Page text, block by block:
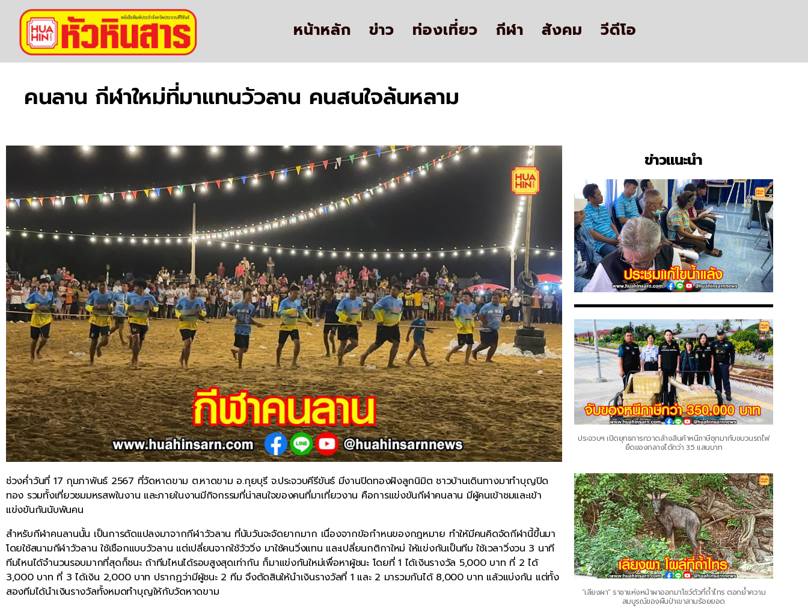
หน้าหลัก ข่าว ท่องเที่ยว กีฬา สังคม วีดีโอ
คนลาน กีฬาใหม่ที่มาแทนวัวลาน คนสนใจล้นหลาม
ช่วงค่ำวันที่ 17 กุมภาพันธ์ 2567 ที่วัดหาดขาม ต.หาดขาม อ.กุยบุรี จ.ประจวบคีรีขันธ์ มีงานปิดทองฝังลูกนิมิต ชาวบ้านเดินทางมาทำบุญปิด
ทอง รวมทั้งเที่ยวชมมหรสพในงาน และภายในงานมีกิจกรรมที่น่าสนใจของคนที่มาเที่ยวงาน คือการแข่งขันกีฬาคนลาน มีผู้คนเข้าชมและเข้า
แข่งขันกันนับพันคน
สำหรับกีฬาคนลานนั้น เป็นการดัดแปลงมาจากกีฬาวัวลาน ที่นับวันจะจัดยากมาก เนื่องจากข้อกำหนของกฎหมาย ทำให้มีคนคิดจัดกีฬานี้ขึ้นมา
โดยใช้สนามกีฬาวัวลาน ใช้เชือกแบบวัวลาน แต่เปลี่ยนจากใช้วัววิ่ง มาใช้คนวิ่งแทน และเปลี่ยนกติกาใหม่ ให้แข่งกันเป็นทีม ใช้เวลาวิ่งวน 3 นาที
ทีมไหนได้จำนวนรอบมากที่สุดก็ชนะ ถ้าทีมไหนได้รอบสูงสุดเท่ากัน ก็มาแข่งกันใหม่เพื่อหาผู้ชนะ โดยที่ 1 ได้เงินรางวัล 5,000 บาท ที่ 2 ได้
3,000 บาท ที่ 3 ได้เงิน 2,000 บาท ปรากฏว่ามีผู้ชนะ 2 ทีม จึงตัดสินให้นำเงินรางวัลที่ 1 และ 2 มารวมกันได้ 8,000 บาท แล้วแบ่งกัน แต่ทั้ง
สองทีมได้นำเงินรางวัลทั้งหมดทำบุญให้กับวัดหาดขาม
ข่าวแนะนำ
ประจวบฯ เปิดยุทธการกวาดล้างสินค้าหนีภาษีซุกมากับขบวนรถไฟ
ยึดของกลางได้กว่า 3.5 แสนบาท
“เลียงผา” ราชาแห่งหน้าผาออกมาโชว์ตัวที่ถ้ำไทร ตอกย้ำความ
สมบูรณ์ของผืนป่าเขาสามร้อยยอด